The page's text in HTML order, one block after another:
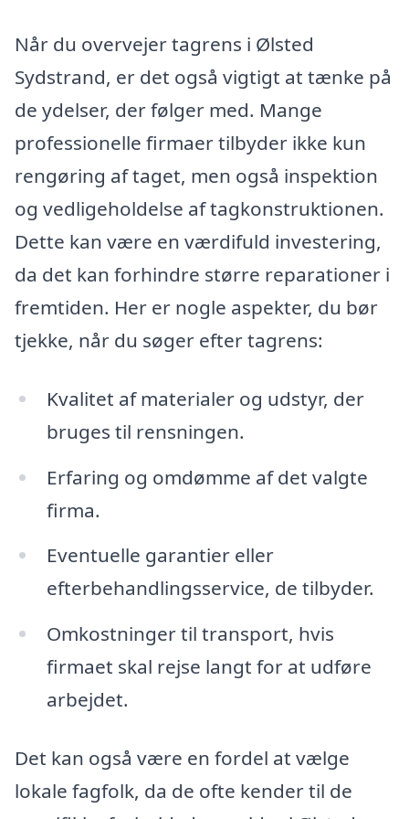
Når du overvejer tagrens i Ølsted
Sydstrand, er det også vigtigt at tænke på
de ydelser, der følger med. Mange
professionelle firmaer tilbyder ikke kun
rengøring af taget, men også inspektion
og vedligeholdelse af tagkonstruktionen.
Dette kan være en værdifuld investering,
da det kan forhindre større reparationer i
fremtiden. Her er nogle aspekter, du bør
tjekke, når du søger efter tagrens:
Kvalitet af materialer og udstyr, der
bruges til rensningen.
Erfaring og omdømme af det valgte
firma.
Eventuelle garantier eller
efterbehandlingsservice, de tilbyder.
Omkostninger til transport, hvis
firmaet skal rejse langt for at udføre
arbejdet.
Det kan også være en fordel at vælge
lokale fagfolk, da de ofte kender til de